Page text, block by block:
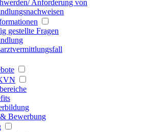
Anforderung von
gestellte Fragen
Bewerbung